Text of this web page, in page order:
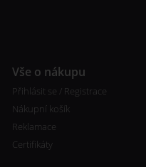
Vše o nákupu
Přihlásit se / Registrace
Nákupní košík
Reklamace
Certifikáty